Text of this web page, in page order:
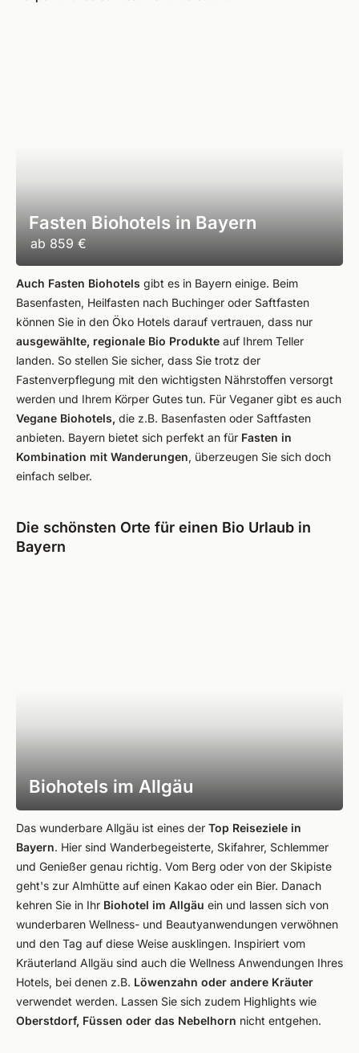
Fasten Biohotels in Bayern
ab 859 €
Auch Fasten Biohotels gibt es in Bayern einige. Beim
Basenfasten, Heilfasten nach Buchinger oder Saftfasten
können Sie in den Öko Hotels darauf vertrauen, dass nur
ausgewählte, regionale Bio Produkte auf Ihrem Teller
landen. So stellen Sie sicher, dass Sie trotz der
Fastenverpflegung mit den wichtigsten Nährstoffen versorgt
werden und Ihrem Körper Gutes tun. Für Veganer gibt es auch
Vegane Biohotels, die z.B. Basenfasten oder Saftfasten
anbieten. Bayern bietet sich perfekt an für Fasten in
Kombination mit Wanderungen, überzeugen Sie sich doch
einfach selber.
Die schönsten Orte für einen Bio Urlaub in
Bayern
Biohotels im Allgäu
Das wunderbare Allgäu ist eines der Top Reiseziele in
Bayern. Hier sind Wanderbegeisterte, Skifahrer, Schlemmer
und Genießer genau richtig. Vom Berg oder von der Skipiste
geht's zur Almhütte auf einen Kakao oder ein Bier. Danach
kehren Sie in Ihr Biohotel im Allgäu ein und lassen sich von
wunderbaren Wellness- und Beautyanwendungen verwöhnen
und den Tag auf diese Weise ausklingen. Inspiriert vom
Kräuterland Allgäu sind auch die Wellness Anwendungen Ihres
Hotels, bei denen z.B. Löwenzahn oder andere Kräuter
verwendet werden. Lassen Sie sich zudem Highlights wie
Oberstdorf, Füssen oder das Nebelhorn nicht entgehen.